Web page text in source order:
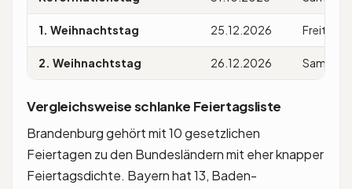
1. Weihnachtstag 25.12.2026 Freitag
2. Weihnachtstag 26.12.2026 Samstag
Vergleichsweise schlanke Feiertagsliste
Brandenburg gehört mit 10 gesetzlichen
Feiertagen zu den Bundesländern mit eher knapper
Feiertagsdichte. Bayern hat 13, Baden-